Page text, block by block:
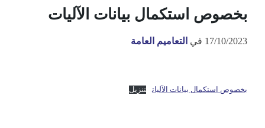
بخصوص استكمال بيانات الآليات
17/10/2023 في التعاميم العامة
بخصوص استكمال بيانات الآليات تنزيل